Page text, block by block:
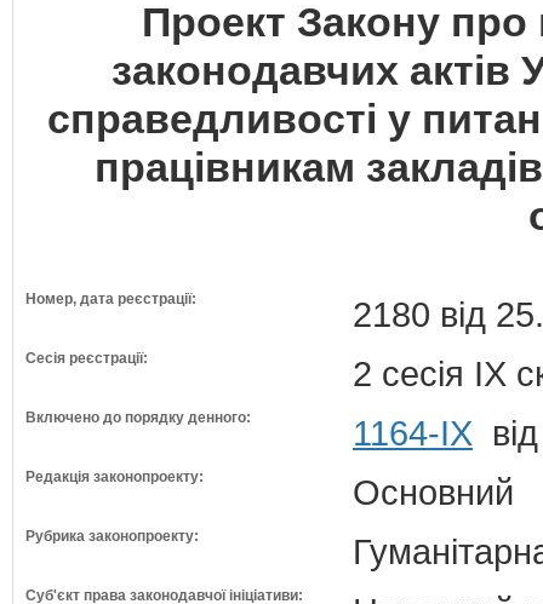
Проект Закону про
законодавчих актів
справедливості у
працівникам
Номер, дата реєстрації: 2180 від
Сесія реєстрації: 2 сесія IX
Включено до порядку денного: 1164-ІХ
Редакція законопроекту: Основний
Рубрика законопроекту:
Суб'єкт права законодавчої ініціативи: